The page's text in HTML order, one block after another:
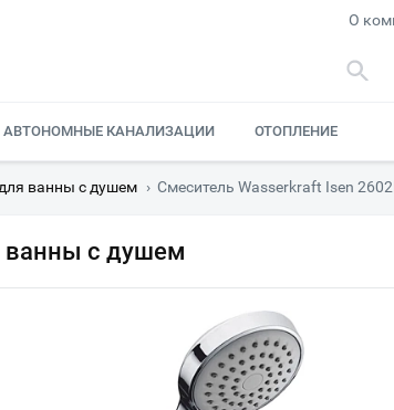
О
АВТОНОМНЫЕ КАНАЛИЗАЦИИ ОТОПЛЕНИЕ
ванны с душем › Смеситель Wasserkraft Isen
ванны с душем